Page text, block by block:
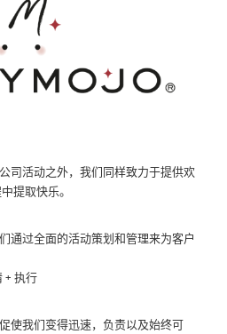
司活动之外，我们同样致力于提供欢
提取快乐。
通过全面的活动策划和管理来为客户
+ 执行
使我们变得迅速，负责以及始终可